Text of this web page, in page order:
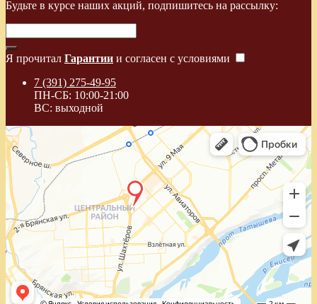
Будьте в курсе наших акций, подпишитесь на рассылку:
Я прочитал Гарантии и согласен с условиями
7 (391) 275-49-95
ПН-СБ: 10:00-21:00
ВС: выходной